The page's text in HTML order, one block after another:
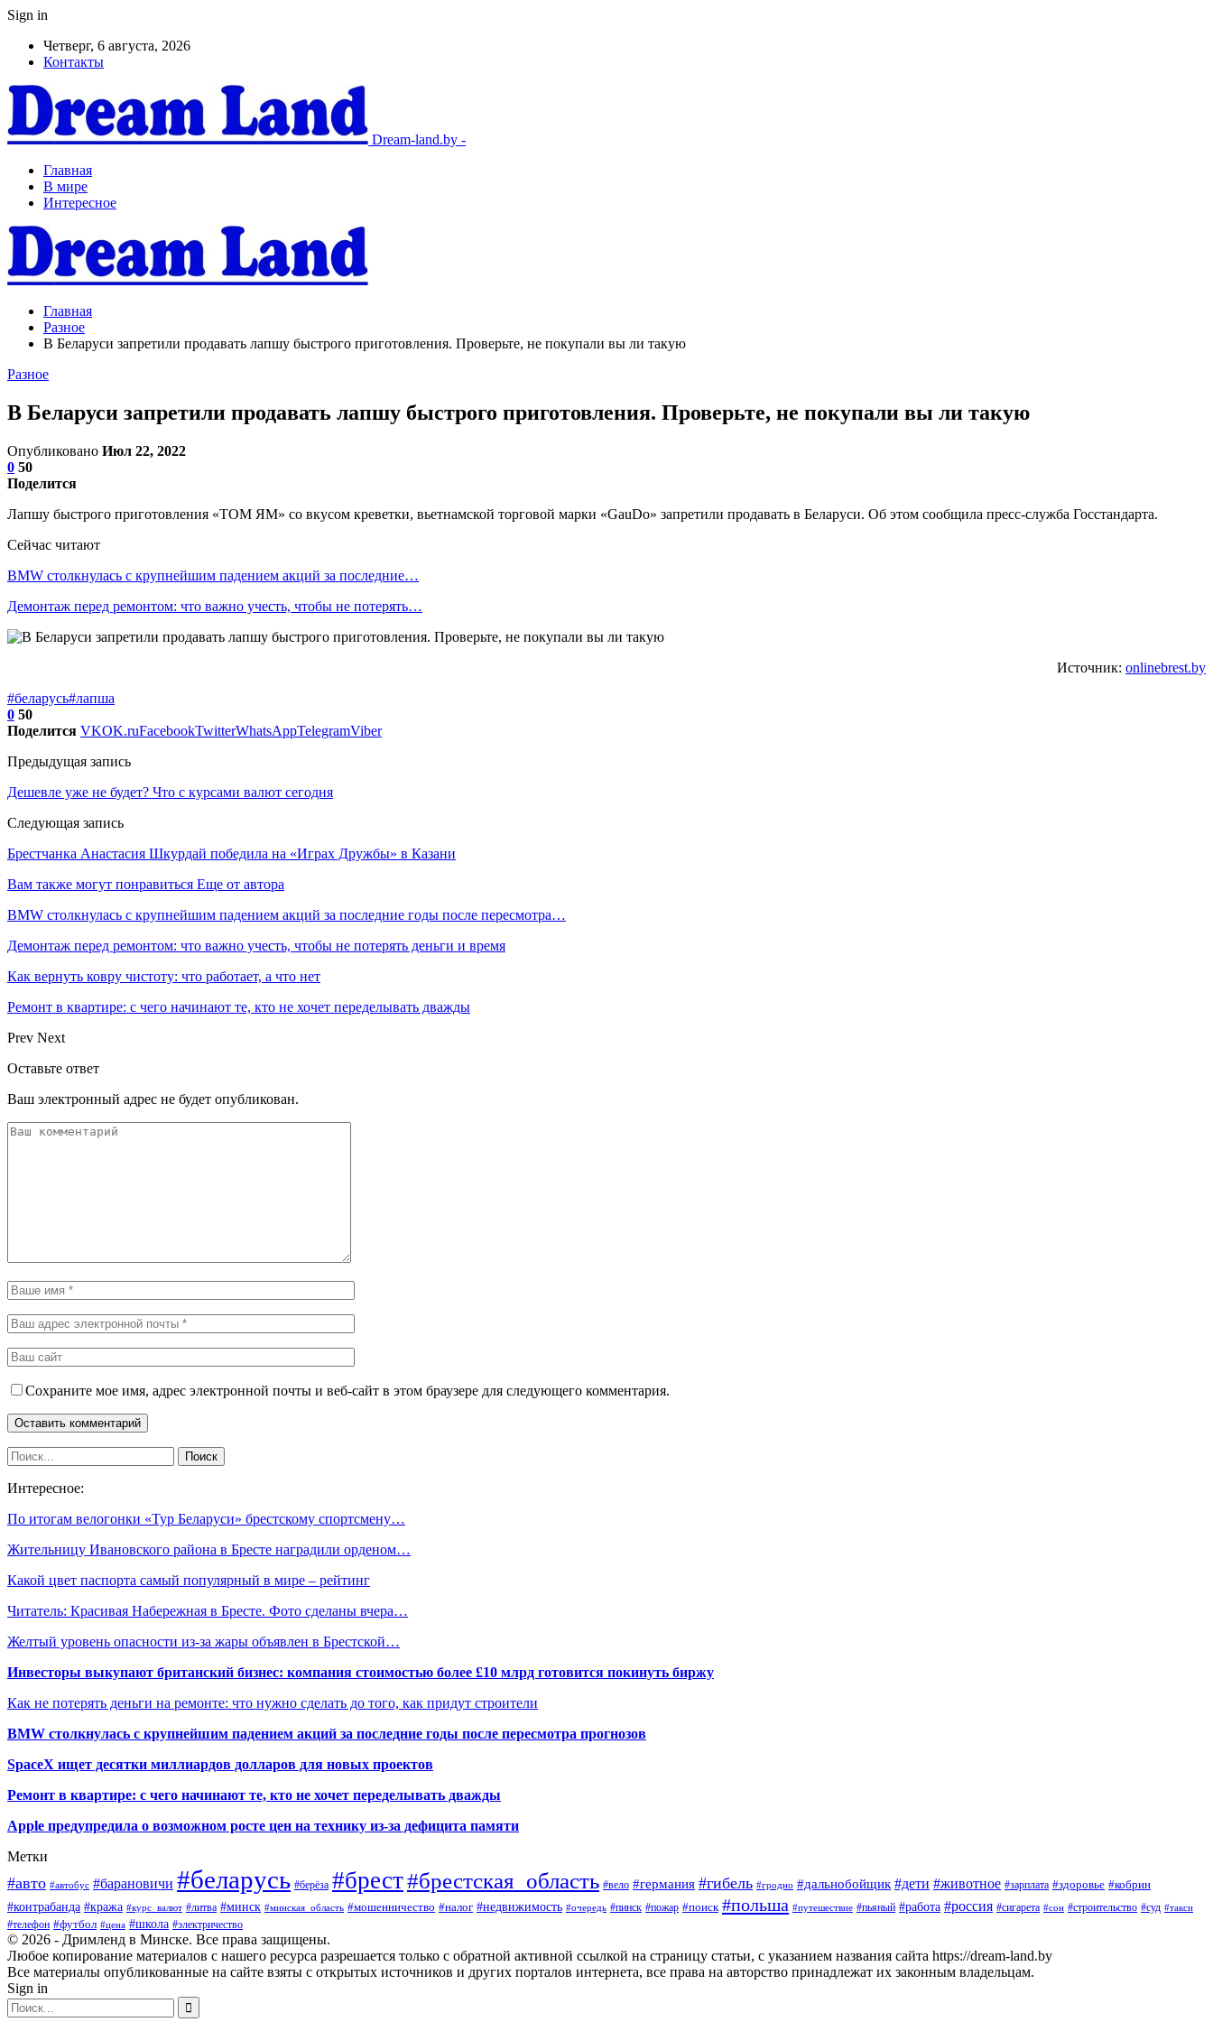
Sign in
Четверг, 6 августа, 2026
Контакты
Dream-land.by -
Главная
В мире
Интересное
Главная
Разное
В Беларуси запретили продавать лапшу быстрого приготовления. Проверьте, не покупали вы ли такую
Разное
В Беларуси запретили продавать лапшу быстрого приготовления. Проверьте, не покупали вы ли такую
Опубликовано Июл 22, 2022
0 50
Поделится
Лапшу быстрого приготовления «ТОМ ЯМ» со вкусом креветки, вьетнамской торговой марки «GauDo» запретили продавать в Беларуси. Об этом сообщила пресс-служба Госстандарта.
Сейчас читают
BMW столкнулась с крупнейшим падением акций за последние…
Демонтаж перед ремонтом: что важно учесть, чтобы не потерять…
Источник: onlinebrest.by
#беларусь#лапша
0 50
Поделится VKOK.ruFacebookTwitterWhatsAppTelegramViber
Предыдущая запись
Дешевле уже не будет? Что с курсами валют сегодня
Следующая запись
Брестчанка Анастасия Шкурдай победила на «Играх Дружбы» в Казани
Вам также могут понравиться Еще от автора
BMW столкнулась с крупнейшим падением акций за последние годы после пересмотра…
Демонтаж перед ремонтом: что важно учесть, чтобы не потерять деньги и время
Как вернуть ковру чистоту: что работает, а что нет
Ремонт в квартире: с чего начинают те, кто не хочет переделывать дважды
Prev Next
Оставьте ответ
Ваш электронный адрес не будет опубликован.
Сохраните мое имя, адрес электронной почты и веб-сайт в этом браузере для следующего комментария.
Интересное:
По итогам велогонки «Тур Беларуси» брестскому спортсмену…
Жительницу Ивановского района в Бресте наградили орденом…
Какой цвет паспорта самый популярный в мире – рейтинг
Читатель: Красивая Набережная в Бресте. Фото сделаны вчера…
Желтый уровень опасности из-за жары объявлен в Брестской…
Инвесторы выкупают британский бизнес: компания стоимостью более £10 млрд готовится покинуть биржу
Как не потерять деньги на ремонте: что нужно сделать до того, как придут строители
BMW столкнулась с крупнейшим падением акций за последние годы после пересмотра прогнозов
SpaceX ищет десятки миллиардов долларов для новых проектов
Ремонт в квартире: с чего начинают те, кто не хочет переделывать дважды
Apple предупредила о возможном росте цен на технику из-за дефицита памяти
Метки
#авто #автобус #барановичи #беларусь #берёза #брест#брестская_область #вело #германия #гибель #гродно #дальнобойщик #дети #животное #зарплата #здоровье #кобрин
#контрабанда #кража #курс_валют #литва #минск #минская_область #мошенничество #налог #недвижимость #очередь #пинск #пожар #поиск #польша #путешествие #пьяный #работа #россия #сигарета #сон #строительство #суд #такси
#телефон #футбол #цена #школа #электричество
© 2026 - Дримленд в Минске. Все права защищены.
Любое копирование материалов с нашего ресурса разрешается только с обратной активной ссылкой на страницу статьи, с указанием названия сайта https://dream-land.by
Все материалы опубликованные на сайте взяты с открытых источников и других порталов интернета, все права на авторство принадлежат их законным владельцам.
Sign in